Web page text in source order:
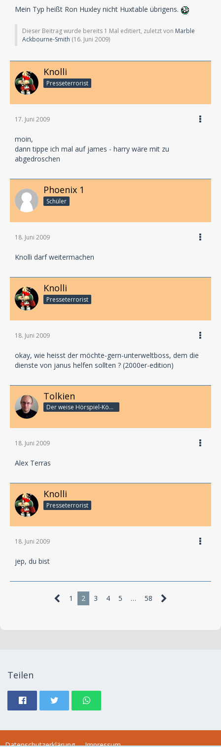
Mein Typ heißt Ron Huxley nicht Huxtable übrigens.
Dieser Beitrag wurde bereits 1 Mal editiert, zuletzt von Marble
Ackbourne-Smith (16. Juni 2009)
Knolli
Presseterrorist
17. Juni 2009
moin,
dann tippe ich mal auf james - harry wäre mit zu
abgedroschen
Phoenix 1
Schüler
18. Juni 2009
Knolli darf weitermachen
Knolli
Presseterrorist
18. Juni 2009
okay, wie heisst der möchte-gern-unterweltboss, dem die
dienste von janus helfen sollten ? (2000er-edition)
Tolkien
Der weise Hörspiel-König
18. Juni 2009
Alex Terras
Knolli
Presseterrorist
18. Juni 2009
jep, du bist
1 2 3 4 5 … 58
Teilen
Datenschutzerklärung Impressum